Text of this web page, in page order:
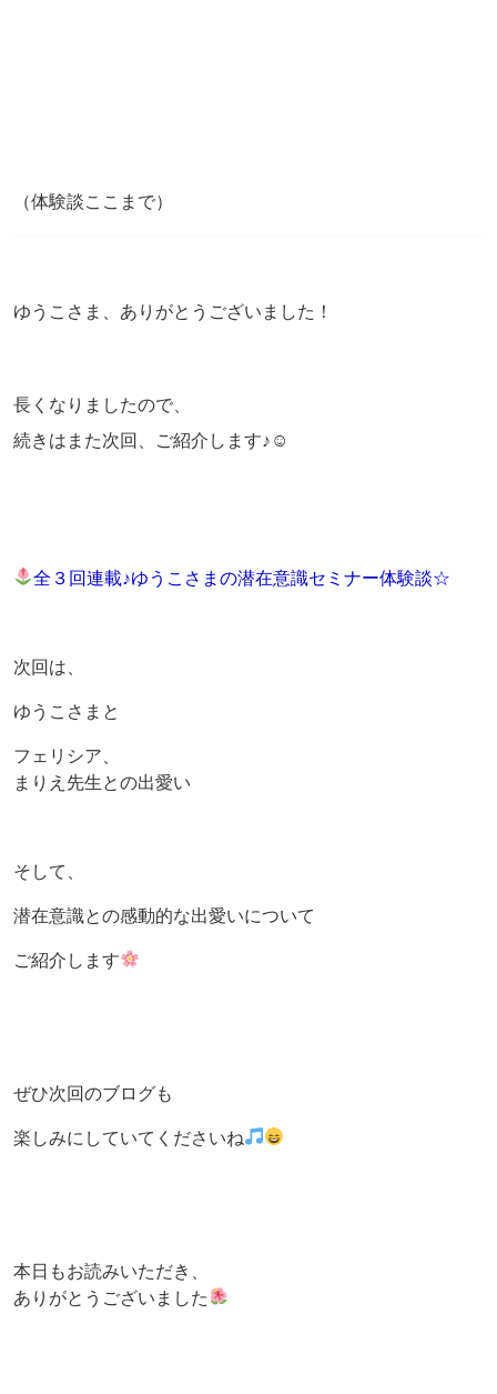
（体験談ここまで）
ゆうこさま、ありがとうございました！
長くなりましたので、
続きはまた次回、ご紹介します♪☺
全３回連載♪ゆうこさまの潜在意識セミナー体験談☆
次回は、
ゆうこさまと
フェリシア、
まりえ先生との出愛い
そして、
潜在意識との感動的な出愛いについて
ご紹介します
ぜひ次回のブログも
楽しみにしていてくださいね
本日もお読みいただき、
ありがとうございました